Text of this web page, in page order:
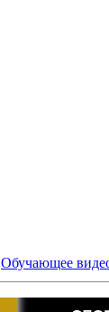
Обучающее